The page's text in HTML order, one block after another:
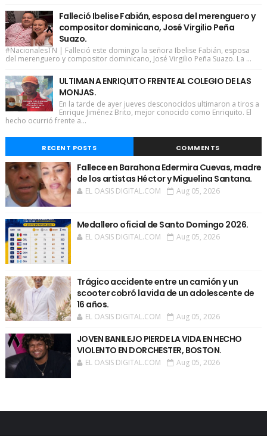
Falleció Ibelise Fabián, esposa del merenguero y
compositor dominicano, José Virgilio Peña
Suazo.
#NacionalesTN | Falleció este domingo la señora Ibelise Fabián, esposa
del merenguero y compositor dominicano, José Virgilio Peña Suazo. La ...
ULTIMAN A ENRIQUITO FRENTE AL COLEGIO DE LAS
MONJAS.
En la tarde de ayer jueves desconocidos ultimaron a tiros a
Enrique Jiménez Brito, mejor conocido como Enriquito. El
hecho ocurrió frente a...
RECENT POSTS COMMENTS
Fallece en Barahona Edermira Cuevas, madre
de los artistas Héctor y Miguelina Santana.
EL OASIS DIGITAL.COM Aug 05, 2026
Medallero oficial de Santo Domingo 2026.
EL OASIS DIGITAL.COM Aug 05, 2026
Trágico accidente entre un camión y un
scooter cobró la vida de un adolescente de
16 años.
EL OASIS DIGITAL.COM Aug 05, 2026
JOVEN BANILEJO PIERDE LA VIDA EN HECHO
VIOLENTO EN DORCHESTER, BOSTON.
EL OASIS DIGITAL.COM Aug 05, 2026